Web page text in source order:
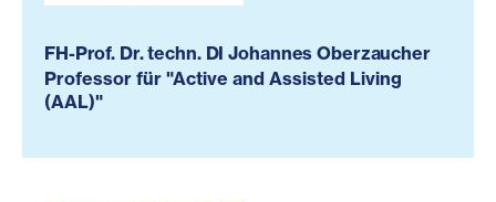
FH-Prof. Dr. techn. DI Johannes Oberzaucher
Professor für "Active and Assisted Living
(AAL)"